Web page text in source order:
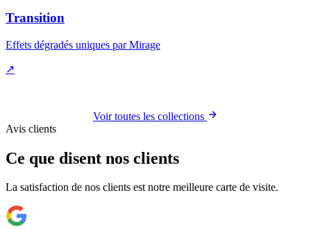
Transition
Effets dégradés uniques par Mirage
↗
Voir toutes les collections
Avis clients
Ce que disent nos clients
La satisfaction de nos clients est notre meilleure carte de visite.